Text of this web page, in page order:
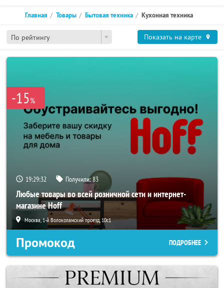
По рейтингу
Главная Товары Бытовая техника Кухонная техника
Показать на карте
-15%
19:29:32 Получили:83
Любые товары во всей розничной сети и интернет-
магазине Hoff
Москва, 1-й Волоколамский проезд, 10с1
Промокод ПОДРОБНЕЕ